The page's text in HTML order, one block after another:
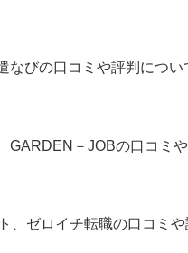
なびの口コミや評判につい
GARDEN－JOBの口コミ
、ゼロイチ転職の口コミ